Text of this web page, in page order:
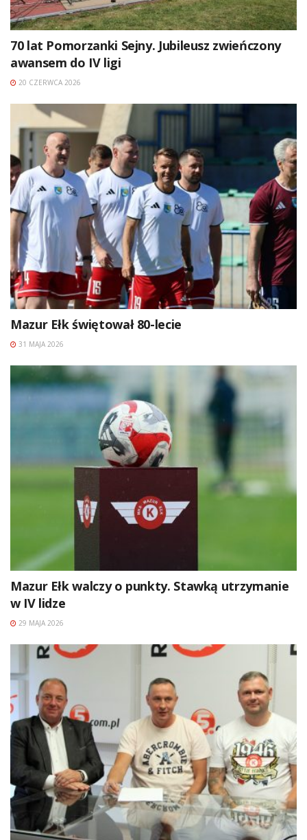
70 lat Pomorzanki Sejny. Jubileusz zwieńczony
awansem do IV ligi
20 CZERWCA 2026
Mazur Ełk świętował 80-lecie
31 MAJA 2026
Mazur Ełk walczy o punkty. Stawką utrzymanie
w IV lidze
29 MAJA 2026